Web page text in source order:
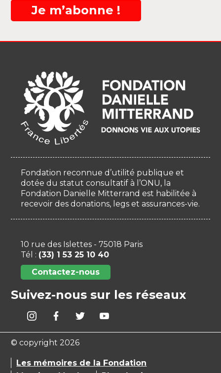
Je m’abonne !
Fondation reconnue d’utilité publique et
dotée du statut consultatif à l’ONU, la
Fondation Danielle Mitterrand est habilitée à
recevoir des donations, legs et assurances-vie.
10 rue des Islettes - 75018 Paris
Tél : (33) 1 53 25 10 40
Contactez-nous
Suivez-nous sur les réseaux
© copyright 2026
Les mémoires de la Fondation